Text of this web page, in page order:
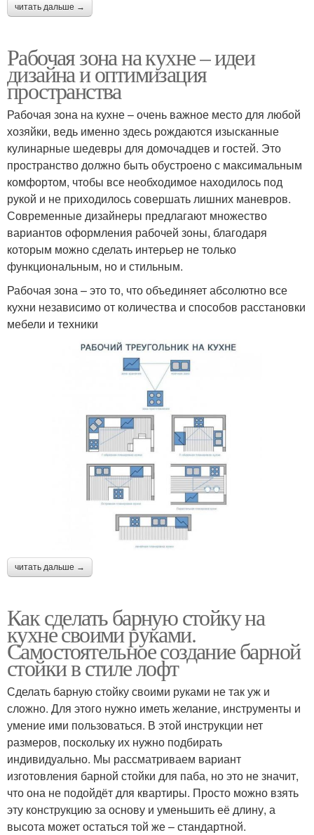
читать дальше →
Рабочая зона на кухне – идеи
дизайна и оптимизация
пространства
Рабочая зона на кухне – очень важное место для любой
хозяйки, ведь именно здесь рождаются изысканные
кулинарные шедевры для домочадцев и гостей. Это
пространство должно быть обустроено с максимальным
комфортом, чтобы все необходимое находилось под
рукой и не приходилось совершать лишних маневров.
Современные дизайнеры предлагают множество
вариантов оформления рабочей зоны, благодаря
которым можно сделать интерьер не только
функциональным, но и стильным.
Рабочая зона – это то, что объединяет абсолютно все
кухни независимо от количества и способов расстановки
мебели и техники
читать дальше →
Как сделать барную стойку на
кухне своими руками.
Самостоятельное создание барной
стойки в стиле лофт
Сделать барную стойку своими руками не так уж и
сложно. Для этого нужно иметь желание, инструменты и
умение ими пользоваться. В этой инструкции нет
размеров, поскольку их нужно подбирать
индивидуально. Мы рассматриваем вариант
изготовления барной стойки для паба, но это не значит,
что она не подойдёт для квартиры. Просто можно взять
эту конструкцию за основу и уменьшить её длину, а
высота может остаться той же – стандартной.